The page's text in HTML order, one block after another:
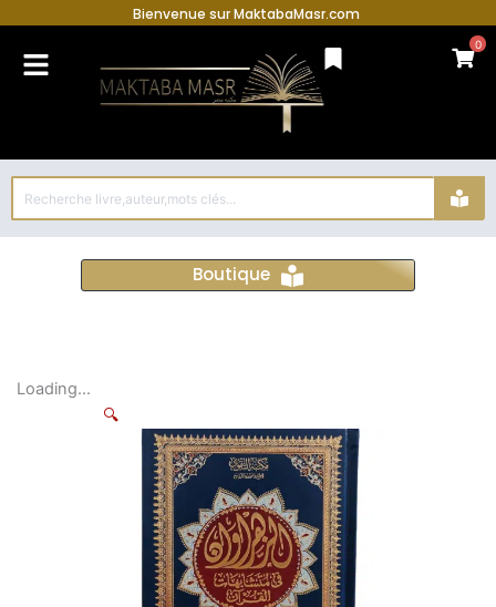
Bienvenue sur MaktabaMasr.com
0
Search
Boutique
Loading...
🔍